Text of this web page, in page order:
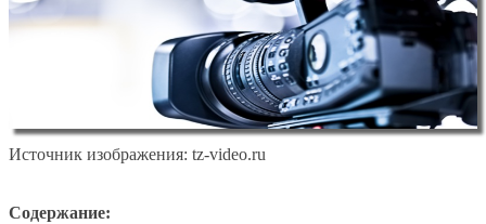
Источник изображения: tz-video.ru
Содержание: